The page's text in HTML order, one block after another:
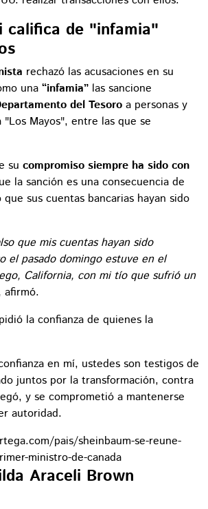
califica de "infamia"
rechazó las acusaciones en su
una “infamia” las sancione
del Tesoro a personas y
"Los Mayos", entre las que se
su compromiso siempre ha sido con
la sanción es una consecuencia de
sus cuentas bancarias hayan sido
que mis cuentas hayan sido
el pasado domingo estuve en el
California, con mi tío que sufrió un
afirmó.
pidió la confianza de quienes la
en mí, ustedes son testigos de
juntos por la transformación, contra
y se comprometió a mantenerse
autoridad.
pais/sheinbaum-se-reune-
ministro-de-canada
Araceli Brown